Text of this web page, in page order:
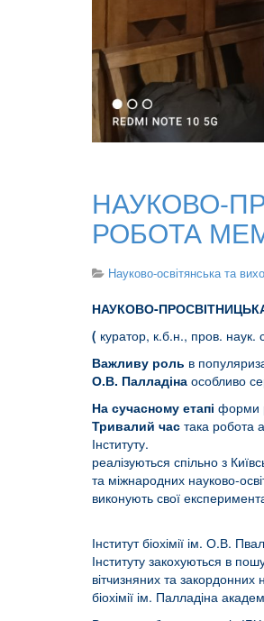
НАУКОВО-
РОБОТА
Науково-освітянська та
НАУКОВО-
( куратор, к.б.н., пров. наук.
Важливу роль в
О.В. Палладіна особливо
На сучасному етапі форми
Тривалий час така робота
реалізуються спільно з
та
виконують свої
Інститут біохімії ім. О.В.
Інституту закохуються в
вітчизняних та
біохімії ім. Палладіна